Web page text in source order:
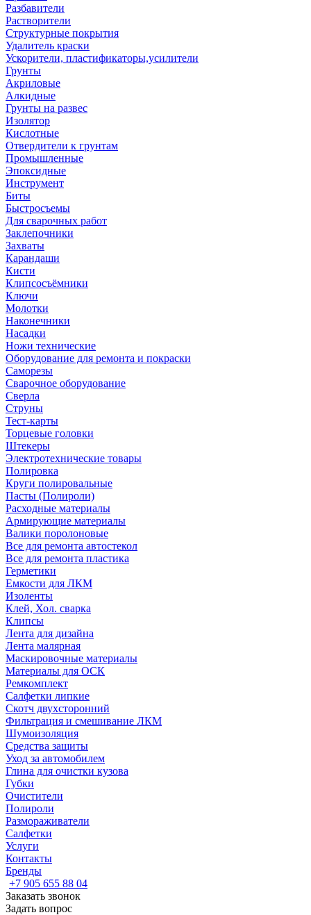
Разбавители
Растворители
Структурные покрытия
Удалитель краски
Ускорители, пластификаторы,усилители
Грунты
Акриловые
Алкидные
Грунты на развес
Изолятор
Кислотные
Отвердители к грунтам
Промышленные
Эпоксидные
Инструмент
Биты
Быстросъемы
Для сварочных работ
Заклепочники
Захваты
Карандаши
Кисти
Клипсосъёмники
Ключи
Молотки
Наконечники
Насадки
Ножи технические
Оборудование для ремонта и покраски
Саморезы
Сварочное оборудование
Сверла
Струны
Тест-карты
Торцевые головки
Штекеры
Электротехнические товары
Полировка
Круги полировальные
Пасты (Полироли)
Расходные материалы
Армирующие материалы
Валики поролоновые
Все для ремонта автостекол
Все для ремонта пластика
Герметики
Емкости для ЛКМ
Изоленты
Клей, Хол. сварка
Клипсы
Лента для дизайна
Лента малярная
Маскировочные материалы
Материалы для ОСК
Ремкомплект
Салфетки липкие
Скотч двухсторонний
Фильтрация и смешивание ЛКМ
Шумоизоляция
Средства защиты
Уход за автомобилем
Глина для очистки кузова
Губки
Очистители
Полироли
Размораживатели
Салфетки
Услуги
Контакты
Бренды
+7 905 655 88 04
Заказать звонок
Задать вопрос